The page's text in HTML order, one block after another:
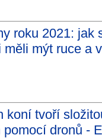
roku 2021: jak
měli mýt ruce a
koní tvoří
dronů -